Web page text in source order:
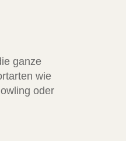
ganze
wie
oder